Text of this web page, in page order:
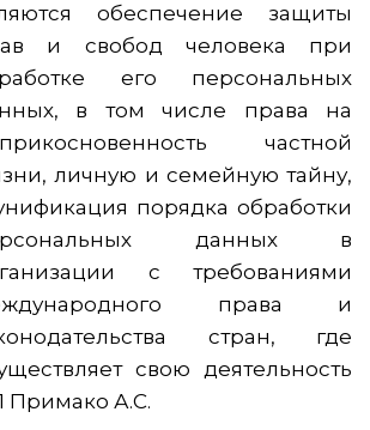
обеспечение защиты
и свобод человека при
его персональных
в том числе права на
частной
личную и семейную тайну,
порядка обработки
данных в
с требованиями
права и
стран, где
свою деятельность
Примако А.С.